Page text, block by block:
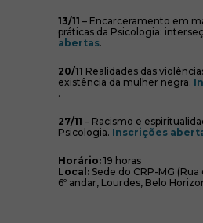
13/11 – Encarceramento em
práticas da Psicologia:
abertas(abre em nova
.
20/11 Realidades das
existência da mulher negra.
(abre em nova janela)
.
27/11 – Racismo e
Psicologia. Inscrições
Horário: 19 horas
Local: Sede do CRP-MG (Rua
6º andar, Lourdes, Belo